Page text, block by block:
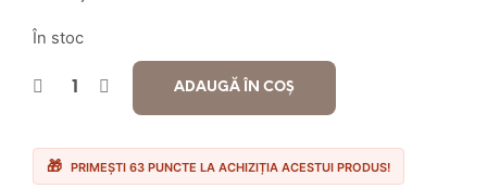
În stoc
ADAUGĂ ÎN COȘ
PRIMEȘTI 63 PUNCTE LA ACHIZIȚIA ACESTUI PRODUS!